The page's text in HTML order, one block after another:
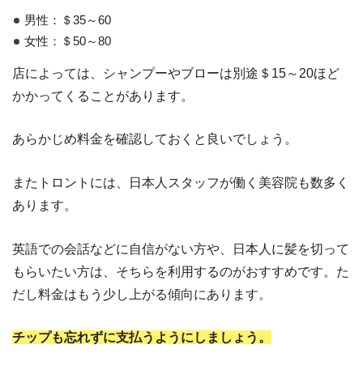
男性：＄35～60
女性：＄50～80
店によっては、シャンプーやブローは別途＄15～20ほど
かかってくることがあります。
あらかじめ料金を確認しておくと良いでしょう。
またトロントには、日本人スタッフが働く美容院も数多く
あります。
英語での会話などに自信がない方や、日本人に髪を切って
もらいたい方は、そちらを利用するのがおすすめです。た
だし料金はもう少し上がる傾向にあります。
チップも忘れずに支払うようにしましょう。